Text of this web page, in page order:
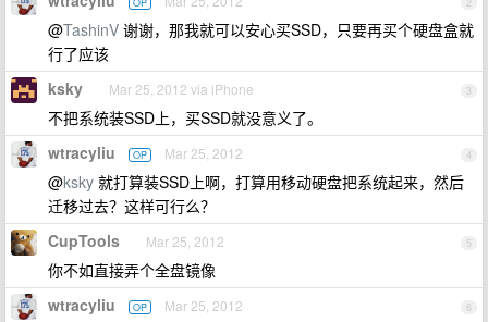
@TashinV 谢谢，那我就可以安心买SSD，只要再买个硬盘盒就
行了应该
3
ksky Mar 25, 2012 via iPhone
不把系统装SSD上，买SSD就没意义了。
4
wtracyliu OP Mar 25, 2012
@ksky 就打算装SSD上啊，打算用移动硬盘把系统起来，然后
迁移过去？这样可行么？
5
CupTools Mar 25, 2012
你不如直接弄个全盘镜像
6
wtracyliu OP Mar 25, 2012